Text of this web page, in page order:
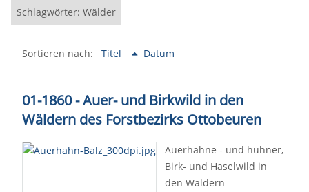
Schlagwörter: Wälder
Sortieren nach: Titel Datum
01-1860 - Auer- und Birkwild in den
Wäldern des Forstbezirks Ottobeuren
Auerhähne - und hühner,
Birk- und Haselwild in
den Wäldern